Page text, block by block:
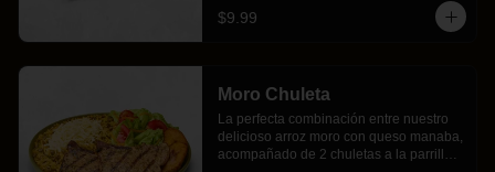
fritos y ensalada fresca.
$9.99
Moro Chuleta
La perfecta combinación entre nuestro
delicioso arroz moro con queso manaba,
acompañado de 2 chuletas a la parrilla